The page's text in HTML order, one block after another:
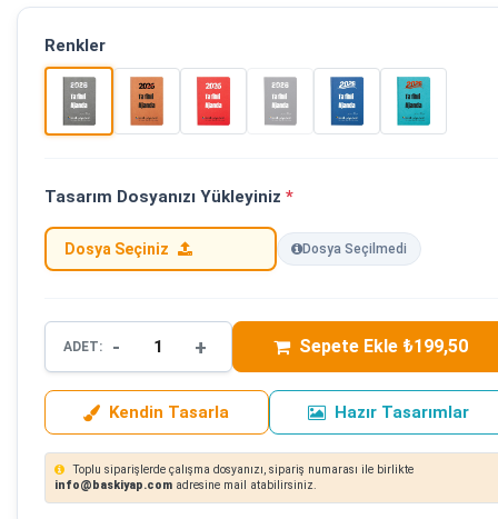
Renkler
Tasarım Dosyanızı Yükleyiniz *
Dosya Seçiniz Dosya Seçilmedi
ADET: - + Sepete Ekle ₺199,50
Kendin Tasarla Hazır Tasarımlar
Toplu siparişlerde çalışma dosyanızı, sipariş numarası ile birlikte
info@baskiyap.com adresine mail atabilirsiniz.